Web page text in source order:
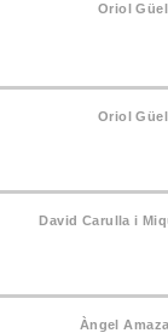
Oriol
Oriol
David Carulla i
Àngel